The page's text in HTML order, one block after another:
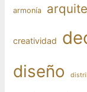
armonía
creatividad
diseño